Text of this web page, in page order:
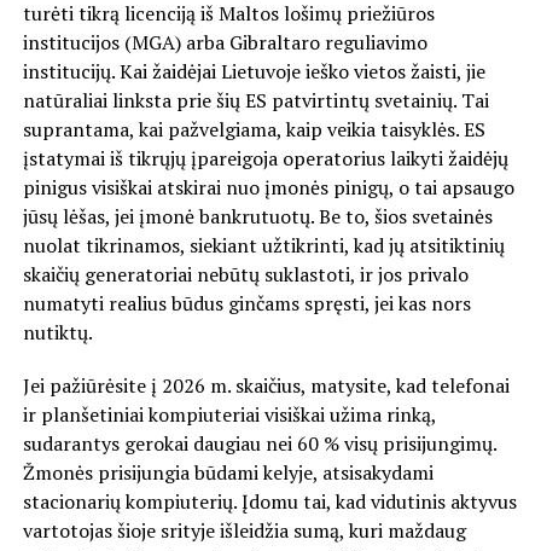
turėti tikrą licenciją iš Maltos lošimų priežiūros
institucijos (MGA) arba Gibraltaro reguliavimo
institucijų. Kai žaidėjai Lietuvoje ieško vietos žaisti, jie
natūraliai linksta prie šių ES patvirtintų svetainių. Tai
suprantama, kai pažvelgiama, kaip veikia taisyklės. ES
įstatymai iš tikrųjų įpareigoja operatorius laikyti žaidėjų
pinigus visiškai atskirai nuo įmonės pinigų, o tai apsaugo
jūsų lėšas, jei įmonė bankrutuotų. Be to, šios svetainės
nuolat tikrinamos, siekiant užtikrinti, kad jų atsitiktinių
skaičių generatoriai nebūtų suklastoti, ir jos privalo
numatyti realius būdus ginčams spręsti, jei kas nors
nutiktų.
Jei pažiūrėsite į 2026 m. skaičius, matysite, kad telefonai
ir planšetiniai kompiuteriai visiškai užima rinką,
sudarantys gerokai daugiau nei 60 % visų prisijungimų.
Žmonės prisijungia būdami kelyje, atsisakydami
stacionarių kompiuterių. Įdomu tai, kad vidutinis aktyvus
vartotojas šioje srityje išleidžia sumą, kuri maždaug